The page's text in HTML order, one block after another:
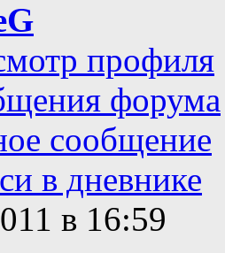
профиля
форума
сообщение
в дневнике
в 16:59